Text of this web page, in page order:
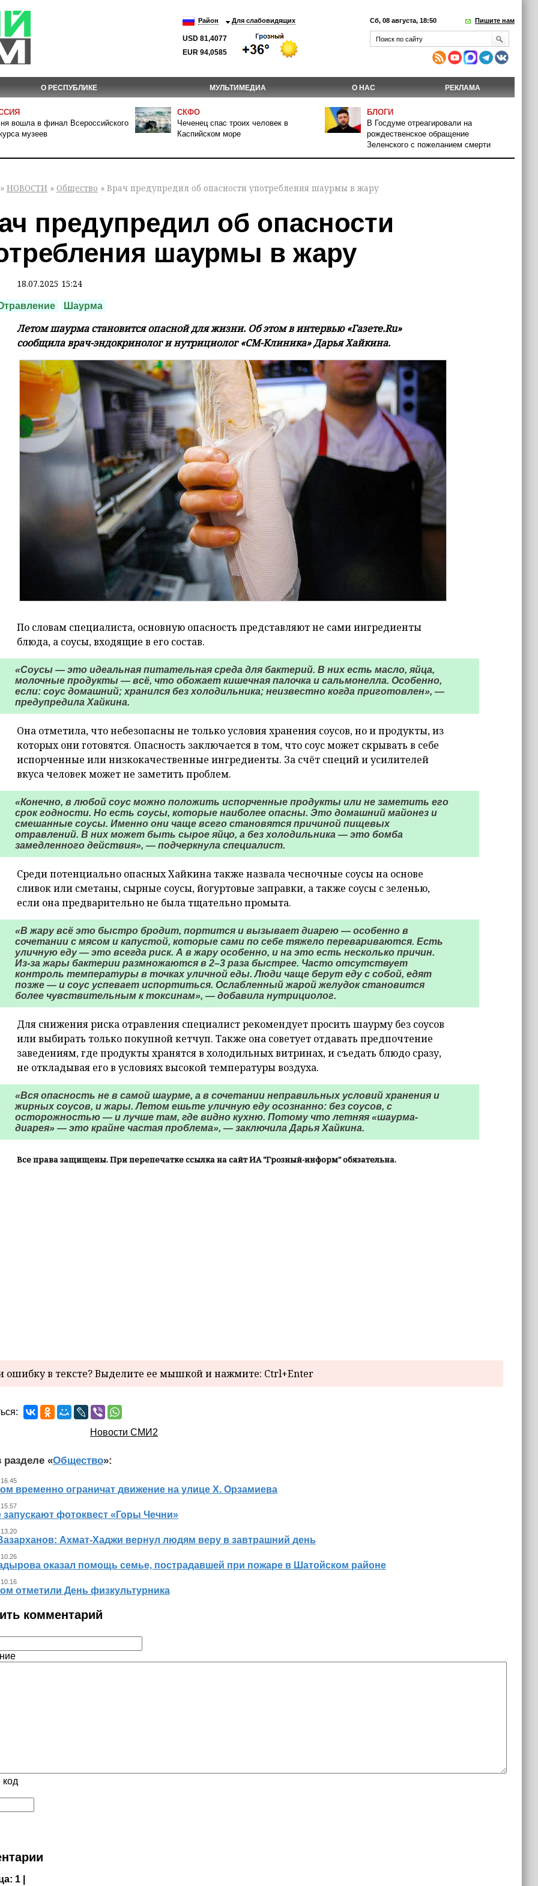
Район Для слабовидящих
USD 81,4077
EUR 94,0585
Сб, 08 августа, 18:50 Пишите нам
О РЕСПУБЛИКЕ МУЛЬТИМЕДИА О НАС РЕКЛАМА
вошла в финал Всероссийского
музеев
СКФО
Чеченец спас троих человек в
Каспийском море
БЛОГИ
В Госдуме отреагировали на
рождественское обращение
Зеленского с пожеланием смерти
» НОВОСТИ » Общество » Врач предупредил об опасности употребления шаурмы в жару
предупредил об опасности
шаурмы в жару
18.07.2025 15:24
Шаурма
Летом шаурма становится опасной для жизни. Об этом в интервью «Газете.Ru»
сообщила врач-эндокринолог и нутрициолог «СМ-Клиника» Дарья Хайкина.
По словам специалиста, основную опасность представляют не сами ингредиенты
блюда, а соусы, входящие в его состав.
«Соусы — это идеальная питательная среда для бактерий. В них есть масло, яйца,
молочные продукты — всё, что обожает кишечная палочка и сальмонелла. Особенно,
если: соус домашний; хранился без холодильника; неизвестно когда приготовлен», —
предупредила Хайкина.
Она отметила, что небезопасны не только условия хранения соусов, но и продукты, из
которых они готовятся. Опасность заключается в том, что соус может скрывать в себе
испорченные или низкокачественные ингредиенты. За счёт специй и усилителей
вкуса человек может не заметить проблем.
«Конечно, в любой соус можно положить испорченные продукты или не заметить его
срок годности. Но есть соусы, которые наиболее опасны. Это домашний майонез и
смешанные соусы. Именно они чаще всего становятся причиной пищевых
отравлений. В них может быть сырое яйцо, а без холодильника — это бомба
замедленного действия», — подчеркнула специалист.
Среди потенциально опасных Хайкина также назвала чесночные соусы на основе
сливок или сметаны, сырные соусы, йогуртовые заправки, а также соусы с зеленью,
если она предварительно не была тщательно промыта.
«В жару всё это быстро бродит, портится и вызывает диарею — особенно в
сочетании с мясом и капустой, которые сами по себе тяжело перевариваются. Есть
уличную еду — это всегда риск. А в жару особенно, и на это есть несколько причин.
Из-за жары бактерии размножаются в 2–3 раза быстрее. Часто отсутствует
контроль температуры в точках уличной еды. Люди чаще берут еду с собой, едят
позже — и соус успевает испортиться. Ослабленный жарой желудок становится
более чувствительным к токсинам», — добавила нутрициолог.
Для снижения риска отравления специалист рекомендует просить шаурму без соусов
или выбирать только покупной кетчуп. Также она советует отдавать предпочтение
заведениям, где продукты хранятся в холодильных витринах, и съедать блюдо сразу,
не откладывая его в условиях высокой температуры воздуха.
«Вся опасность не в самой шаурме, а в сочетании неправильных условий хранения и
жирных соусов, и жары. Летом ешьте уличную еду осознанно: без соусов, с
осторожностью — и лучше там, где видно кухню. Потому что летняя «шаурма-
диарея» — это крайне частая проблема», — заключила Дарья Хайкина.
Все права защищены. При перепечатке ссылка на сайт ИА "Грозный-информ" обязательна.
в тексте? Выделите ее мышкой и нажмите: Ctrl+Enter
Новости СМИ2
разделе «Общество»:
временно ограничат движение на улице Х. Орзамиева
запускают фотоквест «Горы Чечни»
Ахмат-Хаджи вернул людям веру в завтрашний день
оказал помощь семье, пострадавшей при пожаре в Шатойском районе
отметили День физкультурника
комментарий
код
1 |